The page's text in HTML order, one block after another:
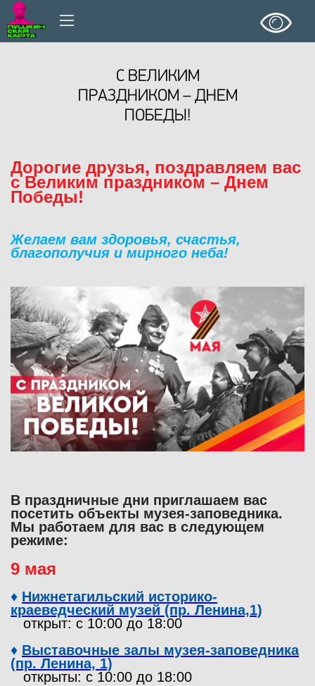
С ВЕЛИКИМ
ПРАЗДНИКОМ – ДНЕМ
ПОБЕДЫ!
Дорогие друзья, поздравляем вас
с Великим праздником – Днем
Победы!
Желаем вам здоровья, счастья,
благополучия и мирного неба!
В праздничные дни приглашаем вас
посетить объекты музея-заповедника.
Мы работаем для вас в следующем
режиме:
9 мая
♦ Нижнетагильский историко-
краеведческий музей (пр. Ленина,1)
открыт: с 10:00 до 18:00
♦ Выставочные залы музея-заповедника
(пр. Ленина, 1)
открыты: с 10:00 до 18:00